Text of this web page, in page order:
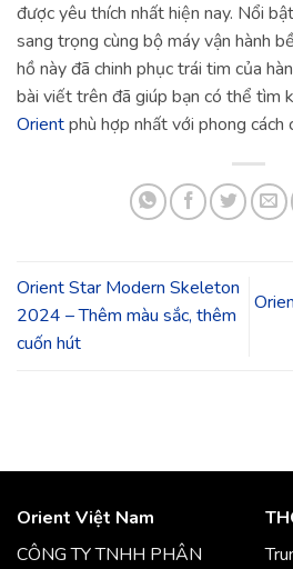
được yêu thích nhất hiện nay. Nổi
sang trọng cùng bộ máy vận hành
hồ này đã chinh phục trái tim của
bài viết trên đã giúp bạn có thể tìm
Orientphù hợp nhất với phong cách
Orient Star Modern Skeleton
2024 – Thêm màu sắc, thêm
cuốn hút
Orient Việt Nam
CÔNG TY TNHH PHÂN